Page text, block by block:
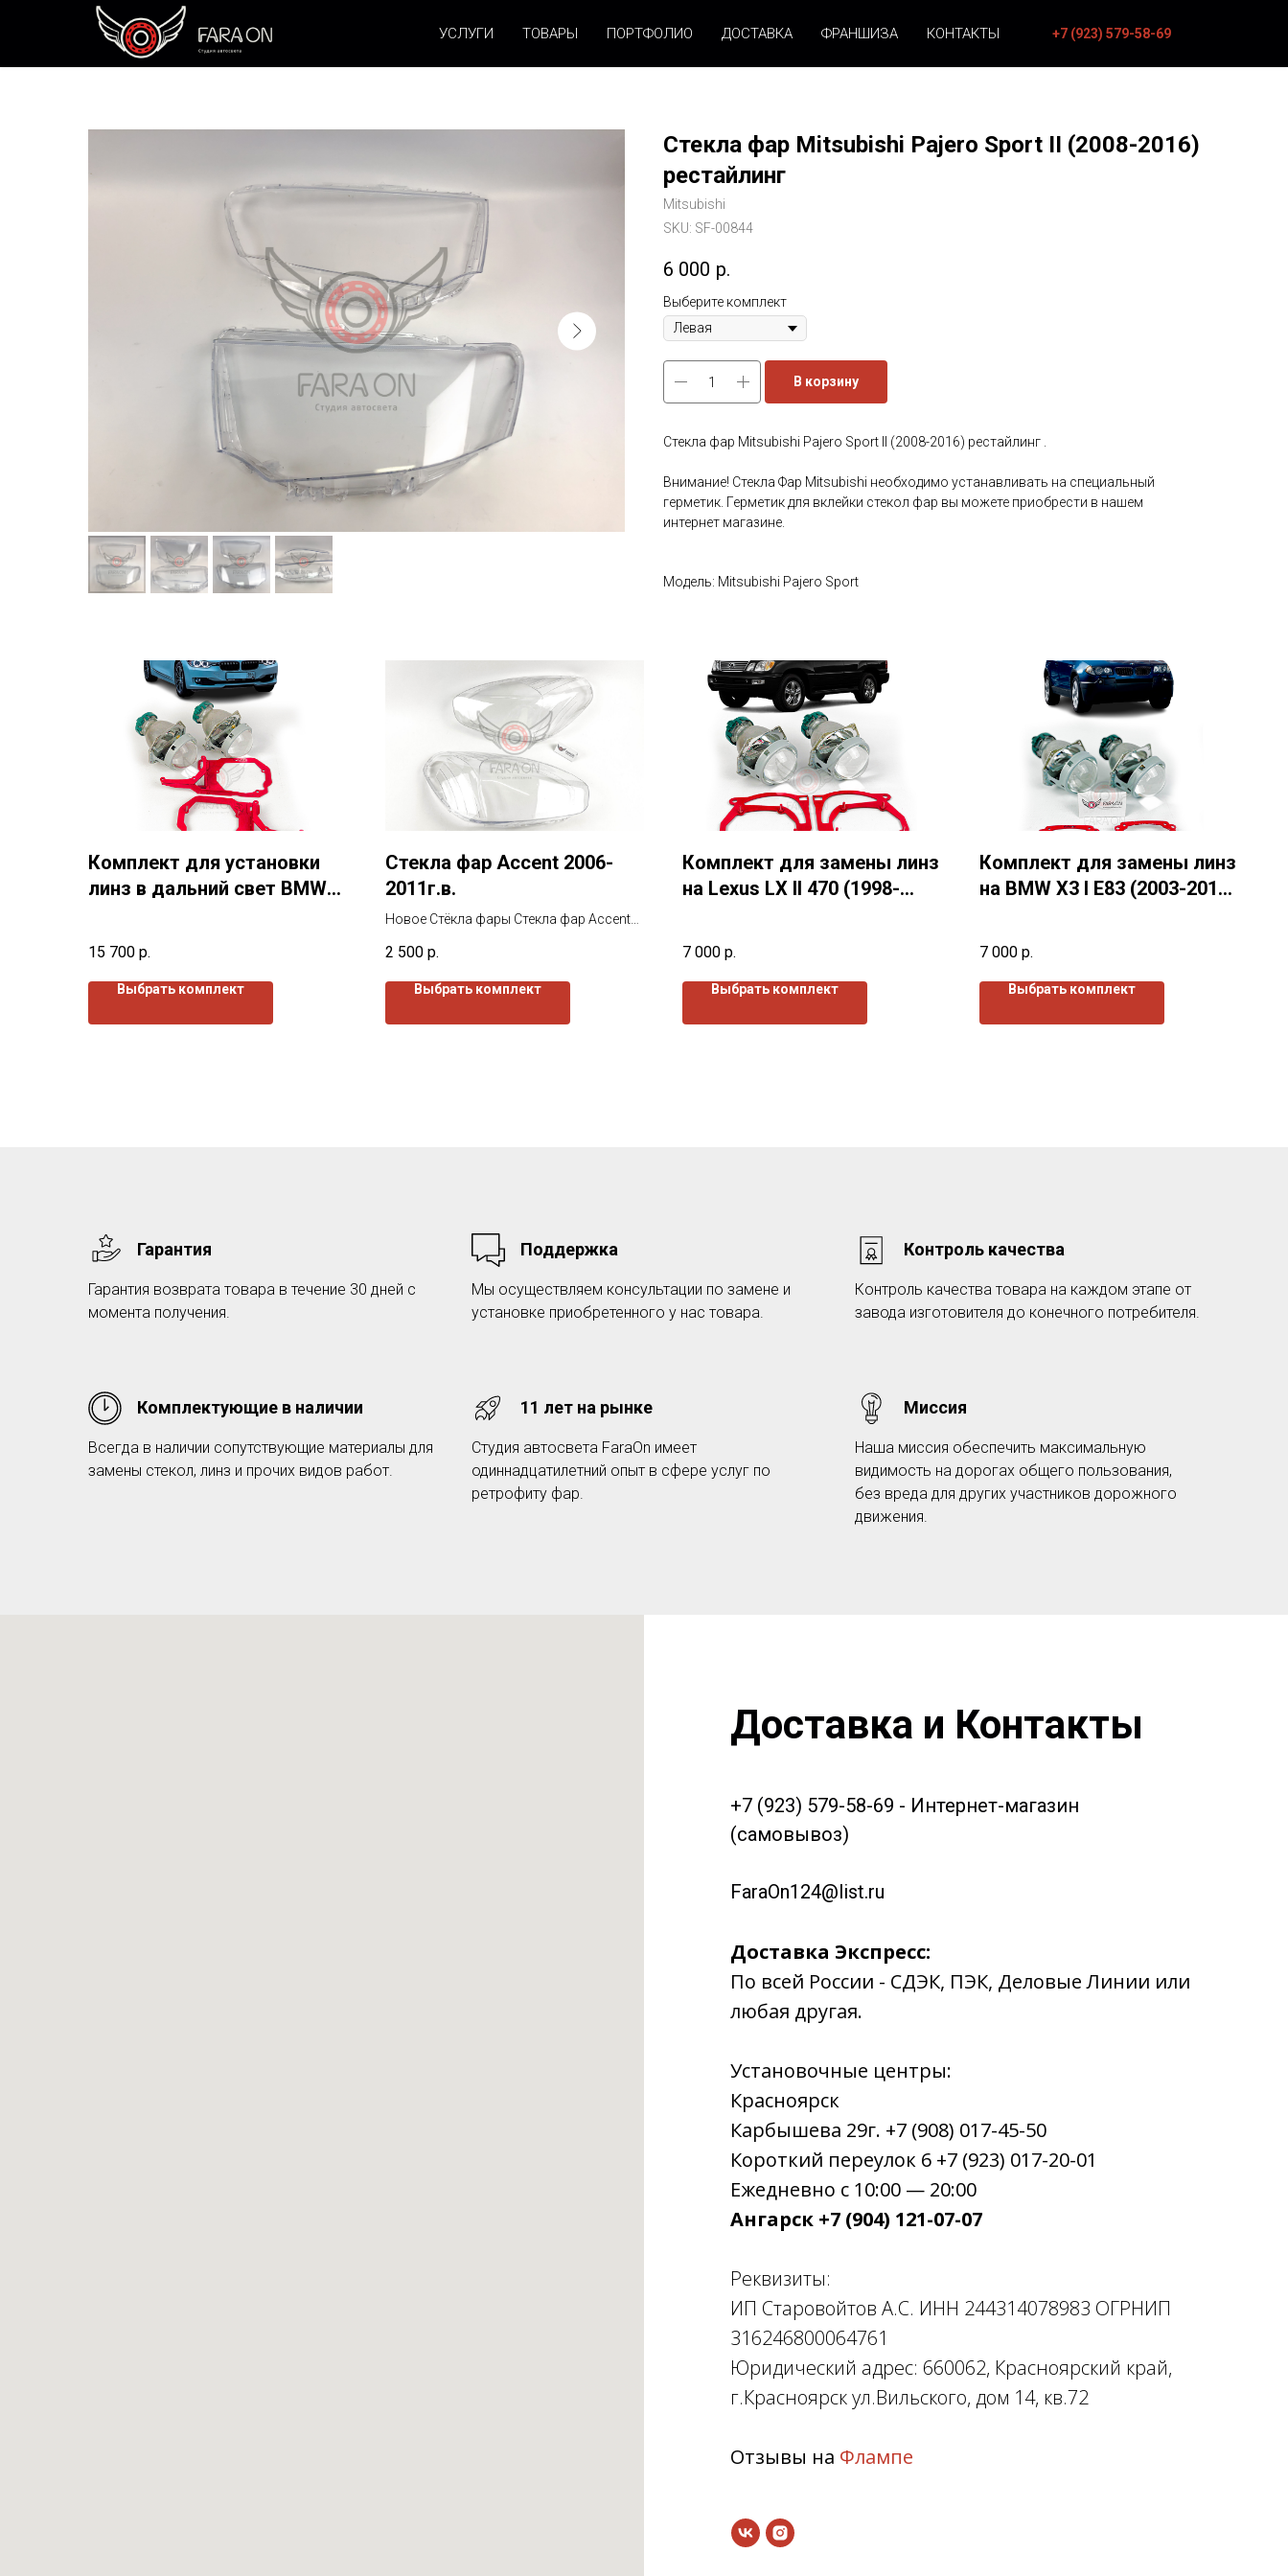
УСЛУГИ ТОВАРЫ ПОРТФОЛИО ДОСТАВКА ФРАНШИЗА КОНТАКТЫ +7 (923) 579-58-69
Стекла фар Mitsubishi Pajero Sport II (2008-2016)
рестайлинг
Mitsubishi
SKU: SF-00844
6 000 р.
Выберите комплект
В корзину
Стекла фар Mitsubishi Pajero Sport II (2008-2016) рестайлинг .
Внимание! Стекла Фар Mitsubishi необходимо устанавливать на специальный
герметик. Герметик для вклейки стекол фар вы можете приобрести в нашем
интернет магазине.
Модель: Mitsubishi Pajero Sport
Комплект для установки
линз в дальний свет BMW
г.в.
15 700 р.
Выбрать комплект
Стекла фар Accent 2006-
2011г.в.
Новое Стёкла фары Стекла фар Accent
Все стекла покрыты защитным лаком
как с наружи так и изнутри.
2 500 р.
Выбрать комплект
Комплект для замены линз
на Lexus LX II 470 (1998-
7 000 р.
Выбрать комплект
Комплект для замены линз
на BMW X3 I E83 (2003-2010
7 000 р.
Выбрать комплект
Гарантия
Гарантия возврата товара в течение 30 дней с
момента получения.
Поддержка
Мы осуществляем консультации по замене и
установке приобретенного у нас товара.
Контроль качества
Контроль качества товара на каждом этапе от
завода изготовителя до конечного потребителя.
Комплектующие в наличии
Всегда в наличии сопутствующие материалы для
замены стекол, линз и прочих видов работ.
11 лет на рынке
Студия автосвета FaraOn имеет
одиннадцатилетний опыт в сфере услуг по
ретрофиту фар.
Миссия
Наша миссия обеспечить максимальную
видимость на дорогах общего пользования,
без вреда для других участников дорожного
движения.
Доставка и Контакты
+7 (923) 579-58-69 - Интернет-магазин
(самовывоз)
FaraOn124@list.ru
Доставка Экспресс:
По всей России - СДЭК, ПЭК, Деловые Линии или
любая другая.
Установочные центры:
Красноярск
Карбышева 29г. +7 (908) 017-45-50
Короткий переулок 6 +7 (923) 017-20-01
Ежедневно с 10:00 — 20:00
Ангарск +7 (904) 121-07-07
Реквизиты:
ИП Старовойтов А.С. ИНН 244314078983 ОГРНИП
316246800064761
Юридический адрес: 660062, Красноярский край,
г.Красноярск ул.Вильского, дом 14, кв.72
Отзывы на Флампе